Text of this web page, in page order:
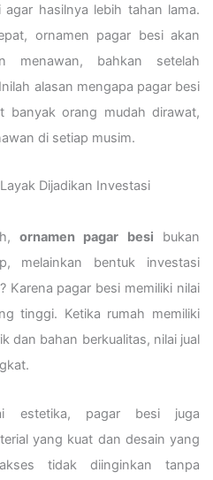
hasilnya lebih tahan lama.
ornamen pagar besi akan
menawan, bahkan setelah
alasan mengapa pagar besi
banyak orang mudah dirawat,
di setiap musim.
Dijadikan Investasi
ornamen pagar besi bukan
melainkan bentuk investasi
Karena pagar besi memiliki nilai
tinggi. Ketika rumah memiliki
dan bahan berkualitas, nilai jual
estetika, pagar besi juga
yang kuat dan desain yang
tidak diinginkan tanpa